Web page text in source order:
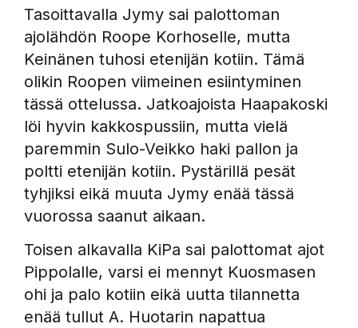
Tasoittavalla Jymy sai palottoman
ajolähdön Roope Korhoselle, mutta
Keinänen tuhosi etenijän kotiin. Tämä
olikin Roopen viimeinen esiintyminen
tässä ottelussa. Jatkoajoista Haapakoski
löi hyvin kakkospussiin, mutta vielä
paremmin Sulo-Veikko haki pallon ja
poltti etenijän kotiin. Pystärillä pesät
tyhjiksi eikä muuta Jymy enää tässä
vuorossa saanut aikaan.
Toisen alkavalla KiPa sai palottomat ajot
Pippolalle, varsi ei mennyt Kuosmasen
ohi ja palo kotiin eikä uutta tilannetta
enää tullut A. Huotarin napattua